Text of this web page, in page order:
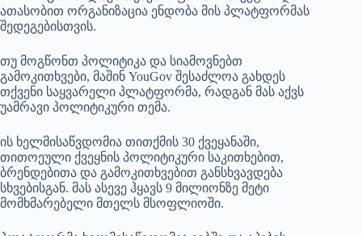
ათასობით ორგანიზაცია ენდობა მის პლატფორმას
შედეგებისთვის.
თუ მოგწონთ პოლიტიკა და სიამოვნებთ
გამოკითხვები, მაშინ YouGov შესაძლოა გახდეს
თქვენი საყვარელი პლატფორმა, რადგან მას აქვს
უამრავი პოლიტიკური თემა.
ის ხელმისაწვდომია თითქმის 30 ქვეყანაში,
თითოეული ქვეყნის პოლიტიკური საკითხებით,
ბრენდებითა და გამოკითხვებით განსხვავდება
სხვებისგან. მას ასევე ჰყავს 9 მილიონზე მეტი
მომხმარებელი მთელს მსოფლიოში.